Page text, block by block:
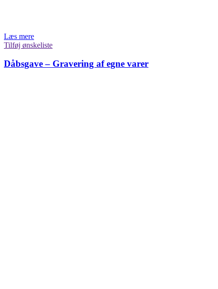
Læs mere
Tilføj ønskeliste
Dåbsgave – Gravering af egne varer